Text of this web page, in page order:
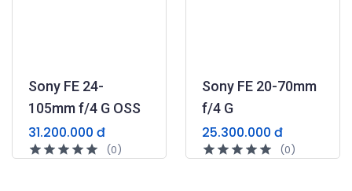
Sony FE 24-
105mm f/4 G OSS
31.200.000 đ
(0)
Sony FE 20-70mm
f/4 G
25.300.000 đ
(0)